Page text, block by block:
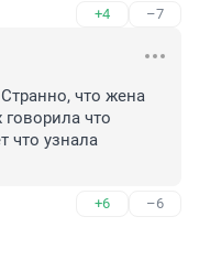
+4 –7
что жена
что
что узнала
+6 –6